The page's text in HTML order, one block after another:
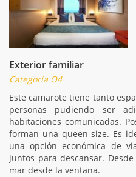
Exterior familiar
Categoría O4
Este camarote tiene tanto
personas pudiendo ser
habitaciones comunicadas.
forman una queen size. Es
una opción económica de
juntos para descansar.
mar desde la ventana.